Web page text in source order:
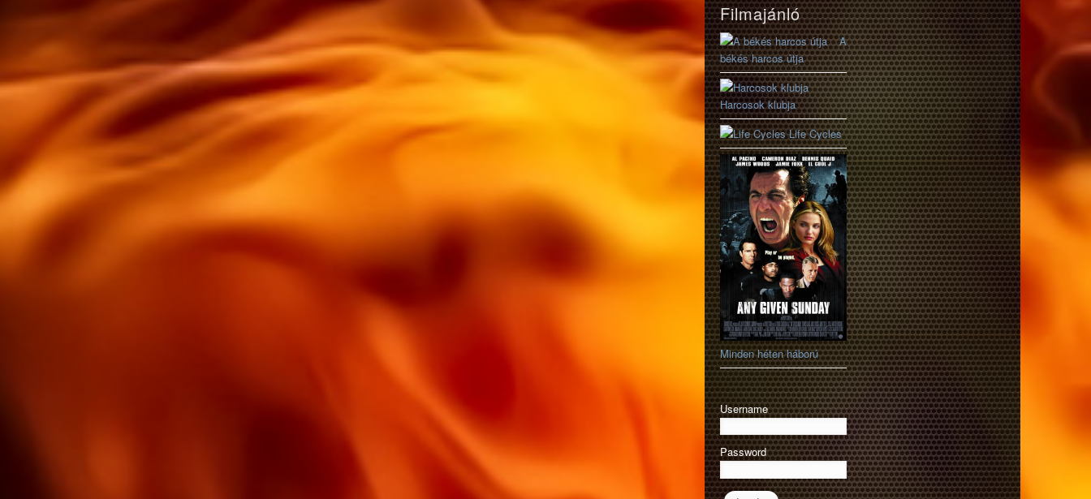
Filmajánló
A
békés harcos útja
Harcosok klubja
Life Cycles
Minden héten háború
Username
Password